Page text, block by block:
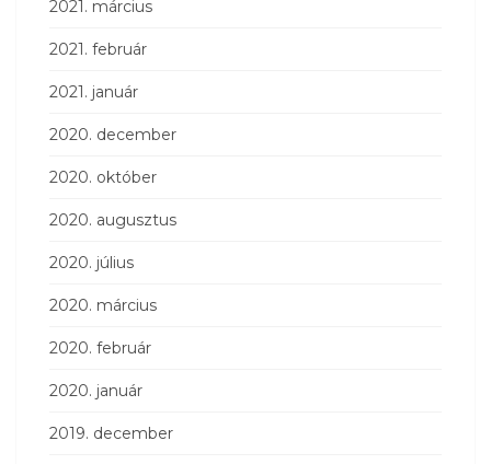
2021. március
2021. február
2021. január
2020. december
2020. október
2020. augusztus
2020. július
2020. március
2020. február
2020. január
2019. december